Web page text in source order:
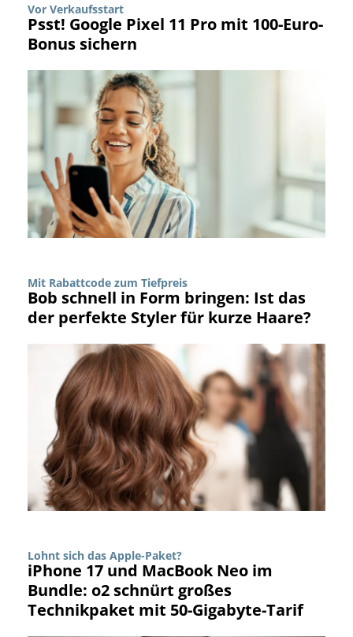
Vor Verkaufsstart
Psst! Google Pixel 11 Pro mit 100-Euro-
Bonus sichern
Mit Rabattcode zum Tiefpreis
Bob schnell in Form bringen: Ist das
der perfekte Styler für kurze Haare?
Lohnt sich das Apple-Paket?
iPhone 17 und MacBook Neo im
Bundle: o2 schnürt großes
Technikpaket mit 50-Gigabyte-Tarif